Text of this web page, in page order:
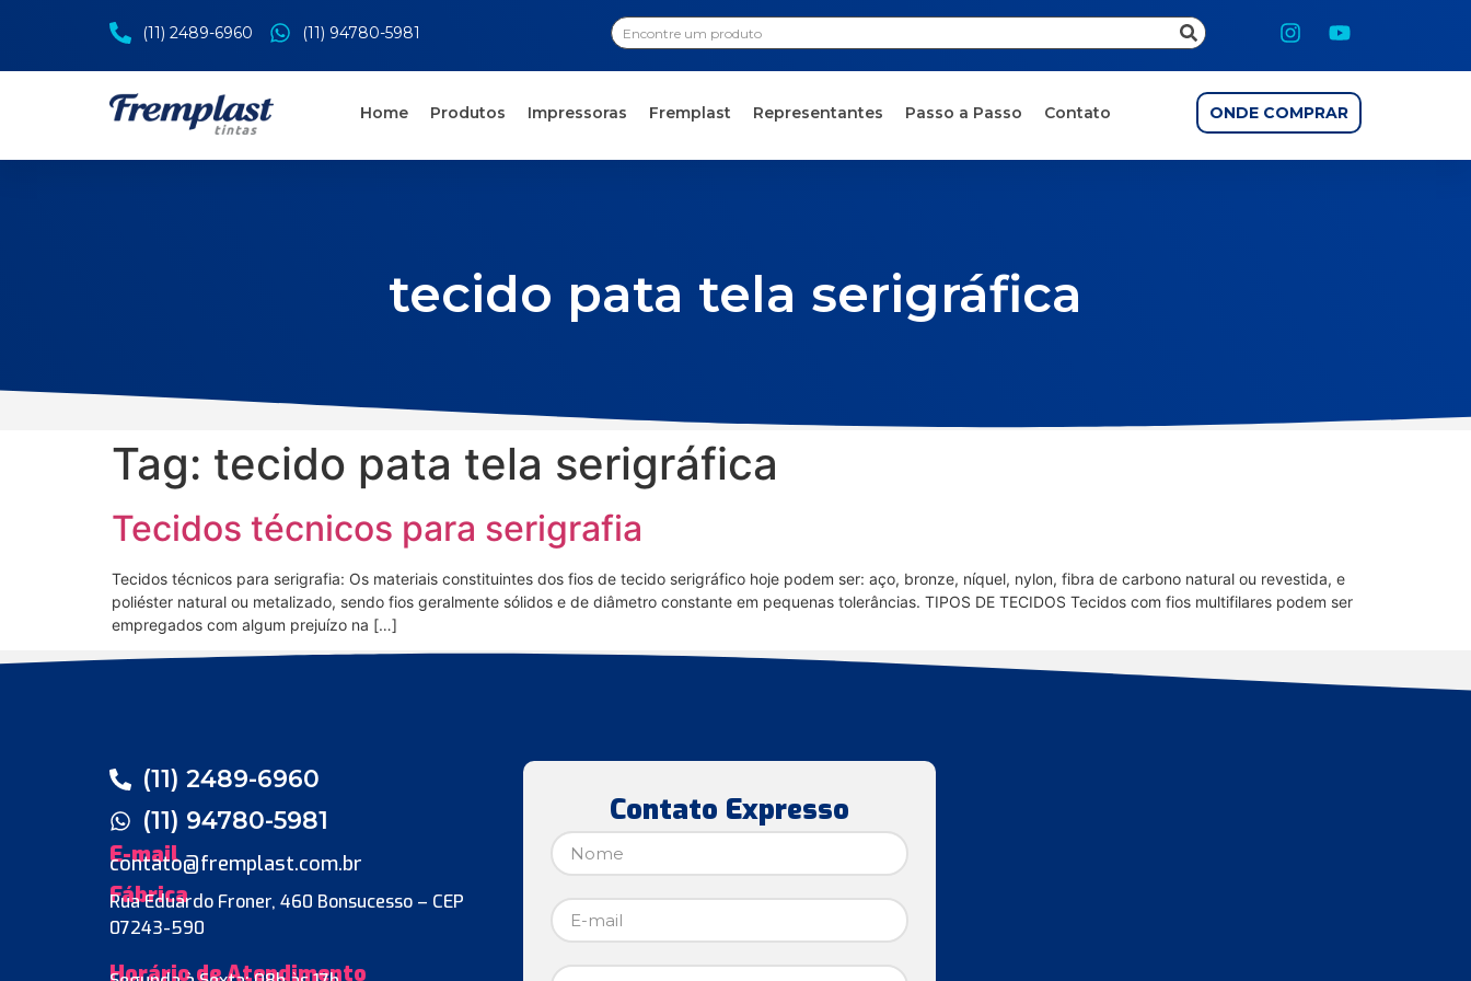
(11) 2489-6960 (11) 94780-5981
Home Produtos Impressoras Fremplast Representantes Passo a Passo Contato ONDE COMPRAR
tecido pata tela serigráfica
Tag: tecido pata tela serigráfica
Tecidos técnicos para serigrafia
Tecidos técnicos para serigrafia: Os materiais constituintes dos fios de tecido serigráfico hoje podem ser: aço, bronze, níquel, nylon, fibra de carbono natural ou revestida, e
poliéster natural ou metalizado, sendo fios geralmente sólidos e de diâmetro constante em pequenas tolerâncias. TIPOS DE TECIDOS Tecidos com fios multifilares podem ser
empregados com algum prejuízo na […]
(11) 2489-6960
(11) 94780-5981
E-mail
contato@fremplast.com.br
Fábrica
Rua Eduardo Froner, 460 Bonsucesso – CEP
07243-590
Horário de Atendimento
Contato Expresso